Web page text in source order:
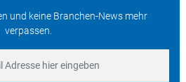
und keine Branchen-News mehr
verpassen.